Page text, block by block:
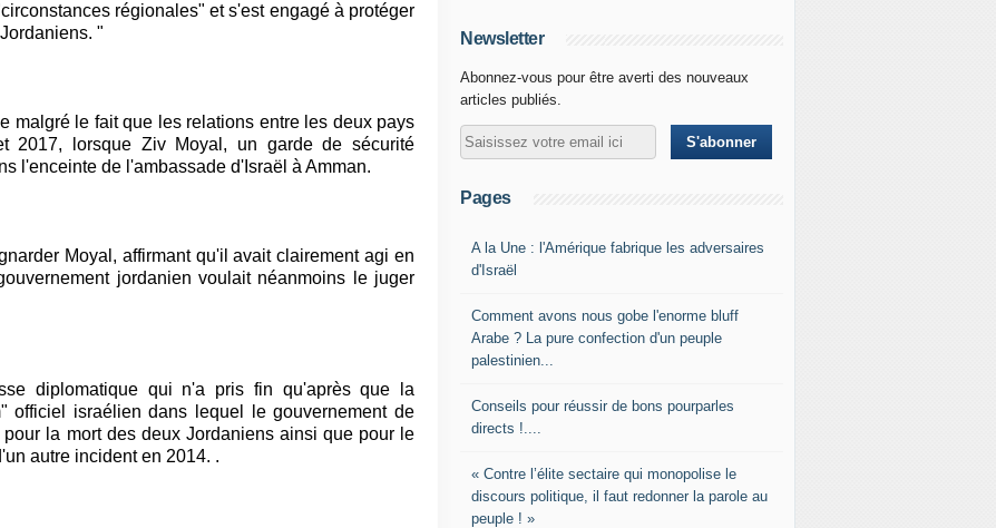
régionales" et s'est engagé à protéger
"
malgré le fait que les relations entre les deux pays
2017, lorsque Ziv Moyal, un garde de sécurité
l'enceinte de l'ambassade d'Israël à Amman.
Moyal, affirmant qu'il avait clairement agi en
jordanien voulait néanmoins le juger
diplomatique qui n'a pris fin qu'après que la
officiel israélien dans lequel le gouvernement de
la mort des deux Jordaniens ainsi que pour le
autre incident en 2014. .
Newsletter
Abonnez-vous pour être averti des nouveaux
articles publiés.
Pages
A la Une : l'Amérique fabrique les adversaires
d'Israël
Comment avons nous gobe l'enorme bluff
Arabe ? La pure confection d'un peuple
palestinien...
Conseils pour réussir de bons pourparles
directs !....
« Contre l’élite sectaire qui monopolise le
discours politique, il faut redonner la parole au
peuple ! »